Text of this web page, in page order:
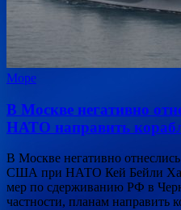
Море
В Москве негативно
НАТО направить
В Москве негативно
США при НАТО Кей Бейли
мер по сдерживанию РФ в
частности, планам направить